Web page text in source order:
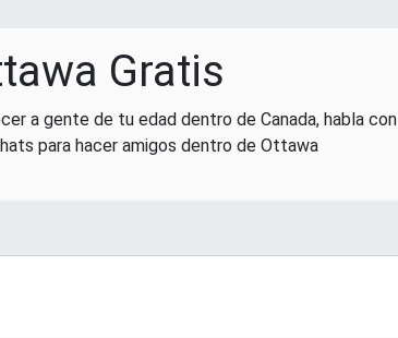
Gratis
a gente de tu edad dentro de Canada, habla con
para hacer amigos dentro de Ottawa